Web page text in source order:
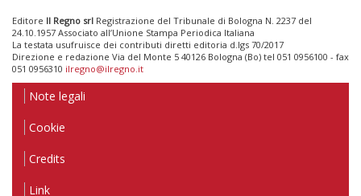
Editore Il Regno srl Registrazione del Tribunale di Bologna N. 2237 del
24.10.1957 Associato all’Unione Stampa Periodica Italiana
La testata usufruisce dei contributi diretti editoria d.lgs 70/2017
Direzione e redazione Via del Monte 5 40126 Bologna (Bo) tel 051 0956100 - fax
051 0956310 ilregno@ilregno.it
Note legali
Cookie
Credits
Link